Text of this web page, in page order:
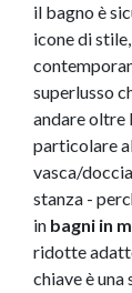
il bagno è
icone di
superlusso
andare oltre
particolare
vasca/
stanza -
in bagni in
ridotte
chiave è